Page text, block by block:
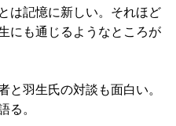
は記憶に新しい。それほど
にも通じるようなところが
羽生氏の対談も面白い。
る。